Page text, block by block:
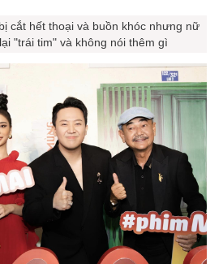
cắt hết thoại và buồn khóc nhưng nữ
"trái tim" và không nói thêm gì